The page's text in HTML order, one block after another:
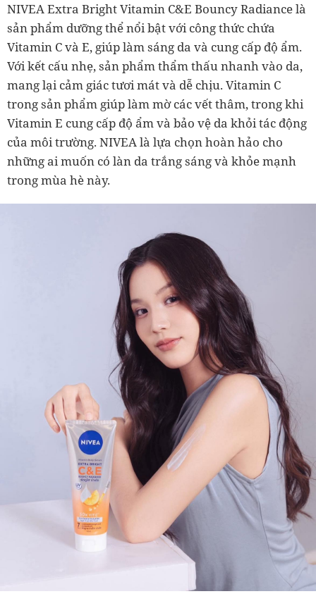
NIVEA Extra Bright Vitamin C&E Bouncy Radiance là
sản phẩm dưỡng thể nổi bật với công thức chứa
Vitamin C và E, giúp làm sáng da và cung cấp độ ẩm.
Với kết cấu nhẹ, sản phẩm thẩm thấu nhanh vào da,
mang lại cảm giác tươi mát và dễ chịu. Vitamin C
trong sản phẩm giúp làm mờ các vết thâm, trong khi
Vitamin E cung cấp độ ẩm và bảo vệ da khỏi tác động
của môi trường. NIVEA là lựa chọn hoàn hảo cho
những ai muốn có làn da trắng sáng và khỏe mạnh
trong mùa hè này.